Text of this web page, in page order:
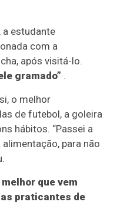
a estudante
com a
após visitá-lo.
gramado” .
o melhor
de futebol, a goleira
hábitos. “Passei a
para não
que vem
praticantes de